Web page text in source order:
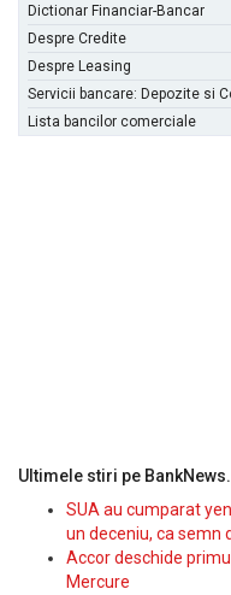
Dictionar Financiar-Bancar
Despre Credite
Despre Leasing
Servicii bancare: Depozite si
Lista bancilor comerciale
Ultimele stiri pe
SUA au cumparat
un deceniu, ca semn
Accor deschide
Mercure